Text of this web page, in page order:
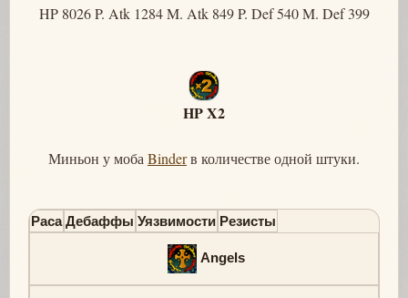
HP 8026 P. Atk 1284 M. Atk 849 P. Def 540 M. Def 399
HP X2
Миньон у моба Binderв количестве одной штуки.
Раса Дебаффы Уязвимости Резисты
Angels